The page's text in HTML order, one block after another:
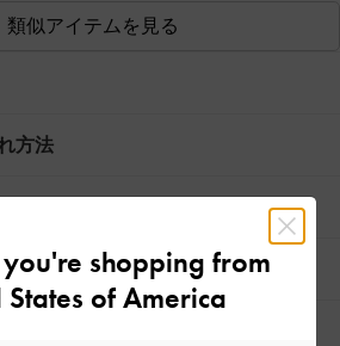
類似アイテムを見る
方法
shopping from
States of America